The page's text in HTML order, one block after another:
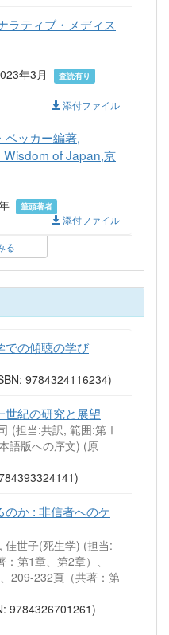
ラティブ・メディス
年3月
査読有り
添付ファイル
ベッカー編著,
of Japan,京
筆頭著者
添付ファイル
る
での傾聴の学び
9784324116234)
世紀の研究と展望
(担当:共訳, 範囲:第Ⅰ
語版への序文) (原
か : 非信者へのケ
佳世子(死生学) (担当:
第1章、第2章）、
209-232頁（共著：第
9784326701261)